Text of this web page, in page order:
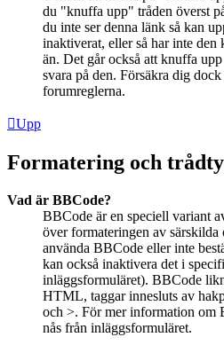
du "knuffa upp" tråden överst
du inte ser denna länk så kan
inaktiverat, eller så har inte den
än. Det går också att knuffa
svara på den. Försäkra dig
forumreglerna.
Upp
Formatering och
Vad är BBCode?
BBCode är en speciell variant
över formateringen av
använda BBCode eller inte
kan också inaktivera det i
inläggsformuläret). BBCode
HTML, taggar innesluts av
och >. För mer information om
nås från inläggsformuläret.